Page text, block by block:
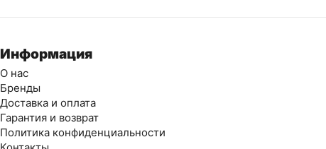
Информация
О нас
Бренды
Доставка и оплата
Гарантия и возврат
Политика конфиденциальности